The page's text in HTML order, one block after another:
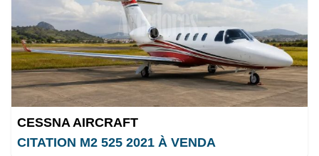
CESSNA AIRCRAFT
CITATION M2 525 2021 À VENDA